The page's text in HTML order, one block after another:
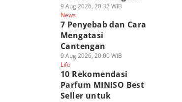
9 Aug 2026, 20:32 WIB
News
7 Penyebab dan Cara
Mengatasi
Cantengan
9 Aug 2026, 20:00 WIB
Life
10 Rekomendasi
Parfum MINISO Best
Seller untuk